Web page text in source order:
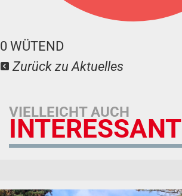
0 WÜTEND
Zurück zu Aktuelles
VIELLEICHT AUCH
INTERESSANT